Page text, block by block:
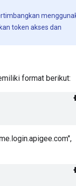
token akses dan
format berikut: